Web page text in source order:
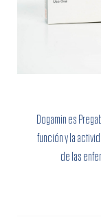
Dogamin es
función y la
de las